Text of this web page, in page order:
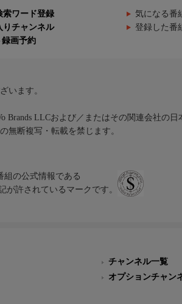
索ワード登録 気になる番
りチャンネル 登録した番
録画予約
います。
LLCおよび／またはその関連会社の日
無断複写・転載を禁じます。
組の公式情報である
が許されているマークです。
チャンネル一覧
オプションチャン